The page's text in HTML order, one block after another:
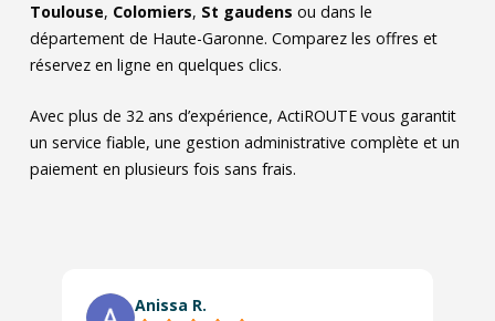
Toulouse, Colomiers, St gaudens ou dans le
département de Haute-Garonne. Comparez les offres et
réservez en ligne en quelques clics.
Avec plus de 32 ans d’expérience, ActiROUTE vous garantit
un service fiable, une gestion administrative complète et un
paiement en plusieurs fois sans frais.
Anissa R.